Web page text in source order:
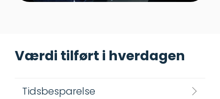
Værdi tilført i hverdagen
Tidsbesparelse